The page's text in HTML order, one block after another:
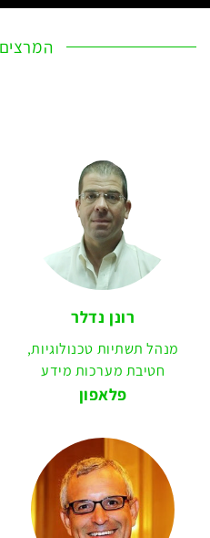
רונן נדלר
מנהל תשתיות טכנולוגיות,
חטיבת מערכות מידע
פלאפון